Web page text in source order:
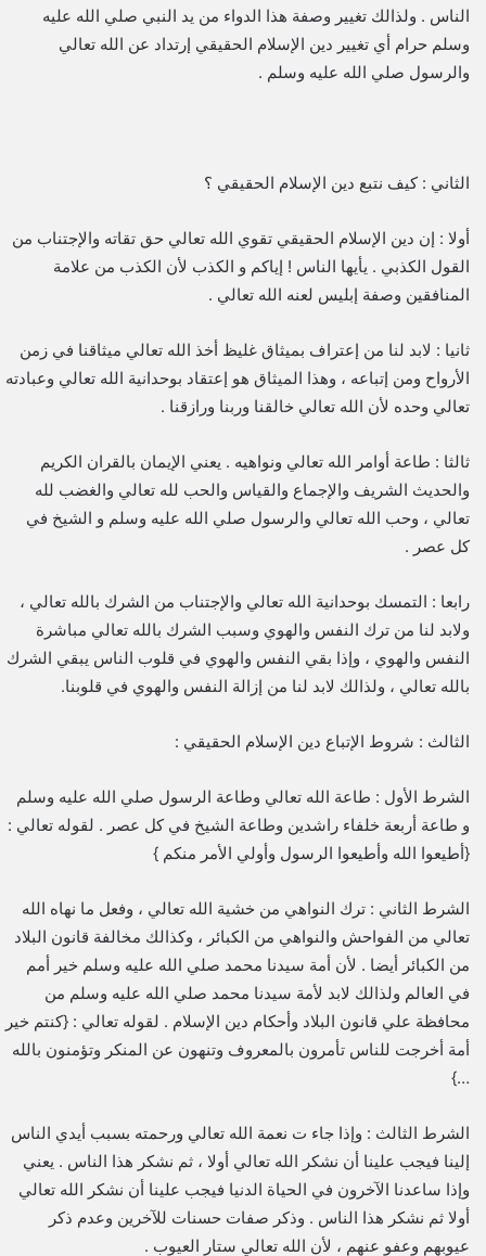
الناس . ولذالك تغيير وصفة هذا الدواء من يد النبي صلي الله عليه
وسلم حرام أي تغيير دين الإسلام الحقيقي إرتداد عن الله تعالي
والرسول صلي الله عليه وسلم .
الثاني : كيف نتبع دين الإسلام الحقيقي ؟
أولا : إن دين الإسلام الحقيقي تقوي الله تعالي حق تقاته والإجتناب من
القول الكذبي . يأيها الناس ! إياكم و الكذب لأن الكذب من علامة
المنافقين وصفة إبليس لعنه الله تعالي .
ثانيا : لابد لنا من إعتراف بميثاق غليظ أخذ الله تعالي ميثاقنا في زمن
الأرواح ومن إتباعه ، وهذا الميثاق هو إعتقاد بوحدانية الله تعالي وعبادته
تعالي وحده لأن الله تعالي خالقنا وربنا ورازقنا .
ثالثا : طاعة أوامر الله تعالي ونواهيه . يعني الإيمان بالقران الكريم
والحديث الشريف والإجماع والقياس والحب لله تعالي والغضب لله
تعالي ، وحب الله تعالي والرسول صلي الله عليه وسلم و الشيخ في
كل عصر .
رابعا : التمسك بوحدانية الله تعالي والإجتناب من الشرك بالله تعالي ،
ولابد لنا من ترك النفس والهوي وسبب الشرك بالله تعالي مباشرة
النفس والهوي ، وإذا بقي النفس والهوي في قلوب الناس يبقي الشرك
بالله تعالي ، ولذالك لابد لنا من إزالة النفس والهوي في قلوبنا.
الثالث : شروط الإتباع دين الإسلام الحقيقي :
الشرط الأول : طاعة الله تعالي وطاعة الرسول صلي الله عليه وسلم
و طاعة أربعة خلفاء راشدين وطاعة الشيخ في كل عصر . لقوله تعالي :
{أطيعوا الله وأطيعوا الرسول وأولي الأمر منكم }
الشرط الثاني : ترك النواهي من خشية الله تعالي ، وفعل ما نهاه الله
تعالي من الفواحش والنواهي من الكبائر ، وكذالك مخالفة قانون البلاد
من الكبائر أيضا . لأن أمة سيدنا محمد صلي الله عليه وسلم خير أمم
في العالم ولذالك لابد لأمة سيدنا محمد صلي الله عليه وسلم من
محافظة علي قانون البلاد وأحكام دين الإسلام . لقوله تعالي : {كنتم خير
أمة أخرجت للناس تأمرون بالمعروف وتنهون عن المنكر وتؤمنون بالله
…}
الشرط الثالث : وإذا جاء ت نعمة الله تعالي ورحمته بسبب أيدي الناس
إلينا فيجب علينا أن نشكر الله تعالي أولا ، ثم نشكر هذا الناس . يعني
وإذا ساعدنا الآخرون في الحياة الدنيا فيجب علينا أن نشكر الله تعالي
أولا ثم نشكر هذا الناس . وذكر صفات حسنات للآخرين وعدم ذكر
عيوبهم وعفو عنهم ، لأن الله تعالي ستار العيوب .